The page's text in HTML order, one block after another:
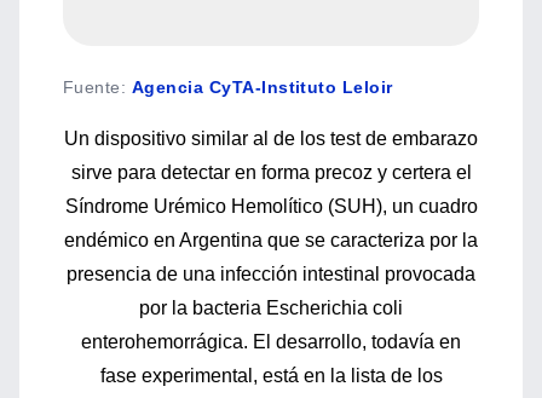
Fuente: Agencia CyTA-Instituto Leloir
Un dispositivo similar al de los test de embarazo
sirve para detectar en forma precoz y certera el
Síndrome Urémico Hemolítico (SUH), un cuadro
endémico en Argentina que se caracteriza por la
presencia de una infección intestinal provocada
por la bacteria Escherichia coli
enterohemorrágica. El desarrollo, todavía en
fase experimental, está en la lista de los